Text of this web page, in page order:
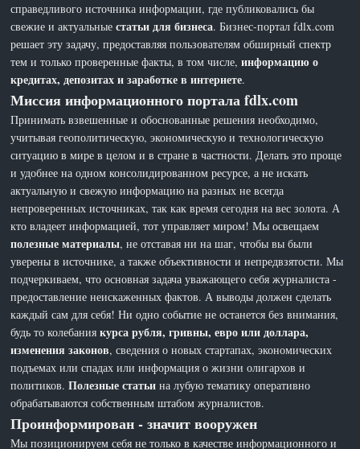
справедливого источника информации, где публиковались бы
свежие и актуальныестатьи для бизнеса. Бизнес-портал fdlx.com
решает эту задачу, предоставляя пользователям обширный спектр
тем и только проверенные факты, в том числе,информацию о
кредитах, депозитах и заработке в интернете.
Миссия информационного портала fdlx.com
Принимать взвешенные и обоснованные решения необходимо,
учитывая геополитическую, экономическую и технологическую
ситуацию в мире в целом и в стране в частности. Делать это проще
и удобнее на одном консолидированном ресурсе, а не искать
актуальную и свежую информацию на разных не всегда
непроверенных источниках, так как время сегодня на вес золота. А
кто владеет информацией, тот управляет миром! Мы освещаем
полезные материалы, не отставая ни на шаг, чтобы вы были
уверены в источнике, а также объективности и непредвзятости. Мы
подчеркиваем, что основная задача уважающего себя журналиста -
предоставление неискаженных фактов. А выводы должен сделать
каждый сам для себя! Ни одно событие не останется без внимания,
будь то колебаниякурса рубля, гривны, евро или доллара,
изменения законов, сведения о новых стартапах, экономических
подъемах или спадах или информация о жизни олигархов и
политиков.Полезные статьи на лубую тематику оперативно
обрабатываются собственным штабом журналистов.
Проинформирован - значит вооружен
Мы позиционируем себя не только в качестве информационного и